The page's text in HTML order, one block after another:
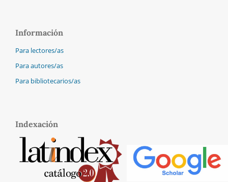
Información
Para lectores/as
Para autores/as
Para bibliotecarios/as
Indexación